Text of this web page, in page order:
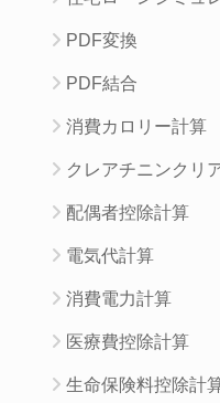
PDF変換
PDF結合
消費カロリー計算
クレアチニンクリ
配偶者控除計算
電気代計算
消費電力計算
医療費控除計算
生命保険料控除計